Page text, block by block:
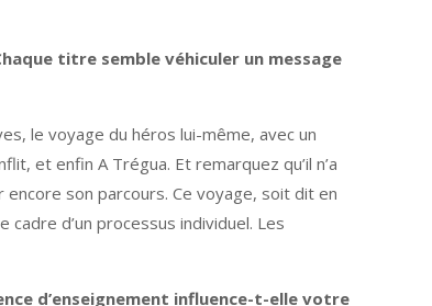
titre semble véhiculer un message
le voyage du héros lui-même, avec un
et enfin A Trégua. Et remarquez qu’il n’a
son parcours. Ce voyage, soit dit en
d’un processus individuel. Les
d’enseignement influence-t-elle votre